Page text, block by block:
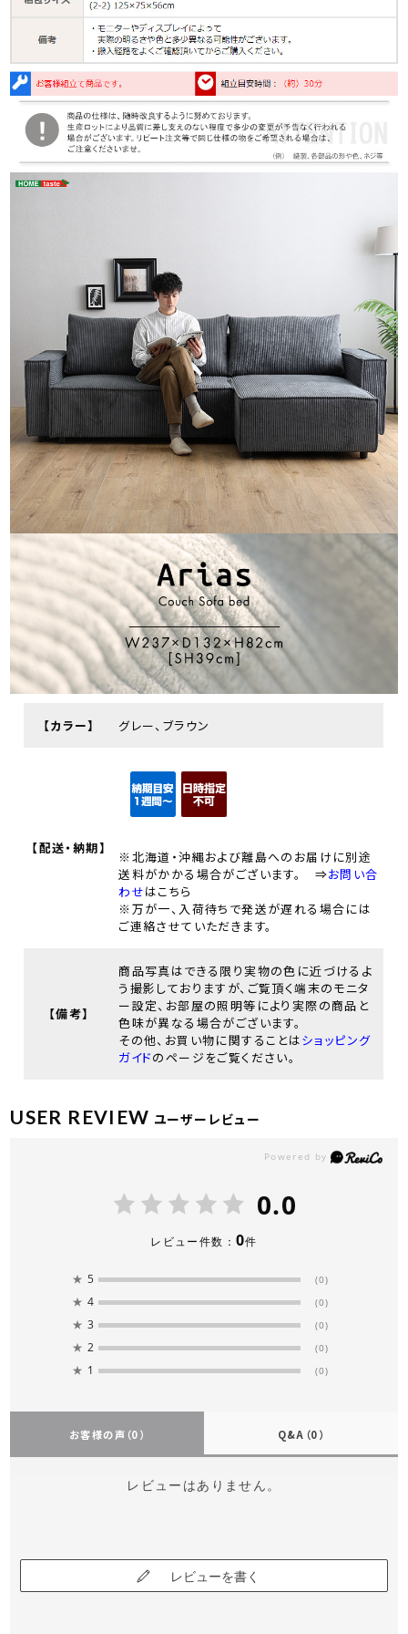
【カラー】 グレー、ブラウン
【配送・納期】
※北海道・沖縄および離島へのお届けに別途
送料がかかる場合がございます。 ⇒お問い合
わせはこちら
※万が一、入荷待ちで発送が遅れる場合には
ご連絡させていただきます。
【備考】
商品写真はできる限り実物の色に近づけるよ
う撮影しておりますが、ご覧頂く端末のモニタ
ー設定、お部屋の照明等により実際の商品と
色味が異なる場合がございます。
その他、お買い物に関することはショッピング
ガイドのページをご覧ください。
USER REVIEW ユーザーレビュー
0.0
レビュー件数： 0件
★ 5 (0)
★ 4 (0)
★ 3 (0)
★ 2 (0)
★ 1 (0)
お客様の声 （0） Q&A （0）
レビューはありません。
レビューを書く